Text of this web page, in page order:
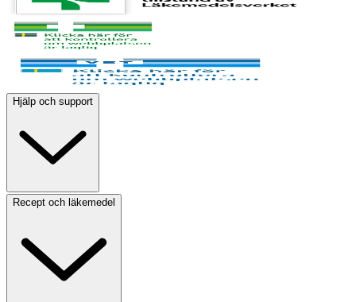
Hjälp och support
Recept och läkemedel